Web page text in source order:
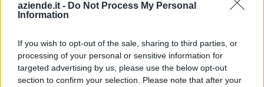
aziende.it - Do Not Process My Personal
Information
If you wish to opt-out of the sale, sharing to third parties, or
processing of your personal or sensitive information for
targeted advertising by us, please use the below opt-out
section to confirm your selection. Please note that after your
2019 € 3.254.326
Confronto di settore